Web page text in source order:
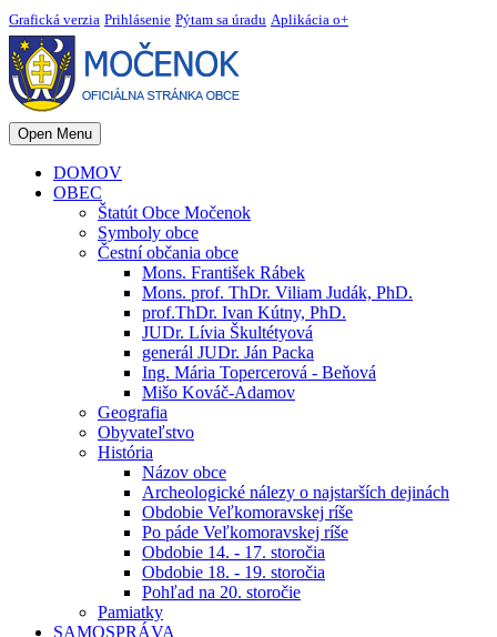
Grafická verzia Prihlásenie Pýtam sa úradu Aplikácia o+
Open Menu
DOMOV
OBEC
Štatút Obce Močenok
Symboly obce
Čestní občania obce
Mons. František Rábek
Mons. prof. ThDr. Viliam Judák, PhD.
prof.ThDr. Ivan Kútny, PhD.
JUDr. Lívia Škultétyová
generál JUDr. Ján Packa
Ing. Mária Topercerová - Beňová
Mišo Kováč-Adamov
Geografia
Obyvateľstvo
História
Názov obce
Archeologické nálezy o najstarších dejinách
Obdobie Veľkomoravskej ríše
Po páde Veľkomoravskej ríše
Obdobie 14. - 17. storočia
Obdobie 18. - 19. storočia
Pohľad na 20. storočie
Pamiatky
SAMOSPRÁVA